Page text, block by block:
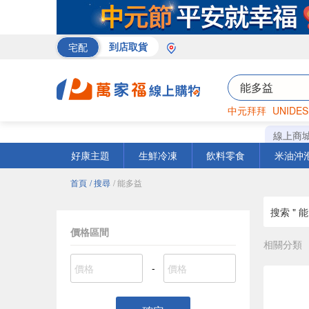
宅配 到店取貨
中元拜拜
罐頭 咖啡
線上商
好康主題
生鮮冷凍 飲料零食 米油沖
首頁 / 搜尋 / 能多益
價格區間
-
搜索 "
相關分類